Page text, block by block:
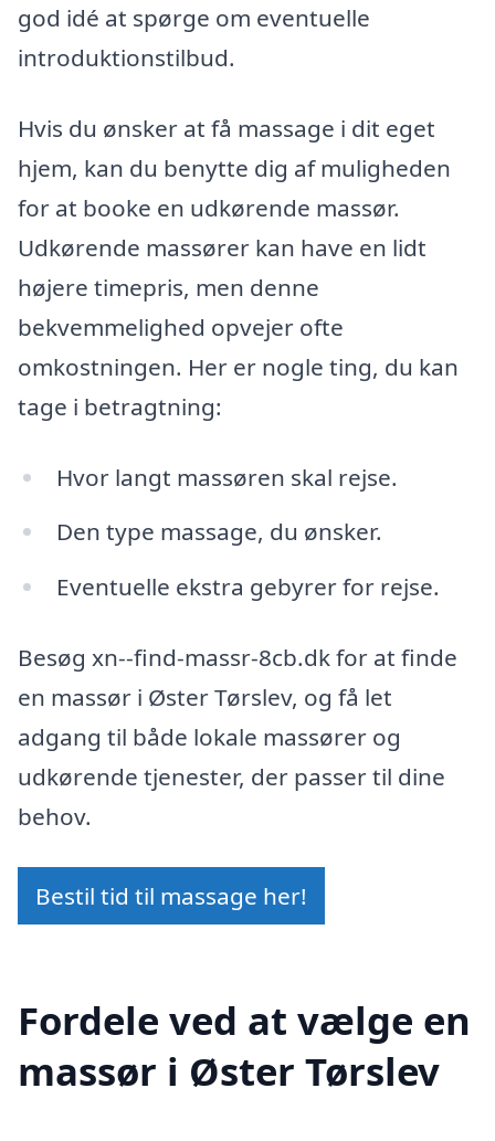
god idé at spørge om eventuelle
introduktionstilbud.
Hvis du ønsker at få massage i dit eget
hjem, kan du benytte dig af muligheden
for at booke en udkørende massør.
Udkørende massører kan have en lidt
højere timepris, men denne
bekvemmelighed opvejer ofte
omkostningen. Her er nogle ting, du kan
tage i betragtning:
Hvor langt massøren skal rejse.
Den type massage, du ønsker.
Eventuelle ekstra gebyrer for rejse.
Besøg xn--find-massr-8cb.dk for at finde
en massør i Øster Tørslev, og få let
adgang til både lokale massører og
udkørende tjenester, der passer til dine
behov.
Bestil tid til massage her!
Fordele ved at vælge en
massør i Øster Tørslev